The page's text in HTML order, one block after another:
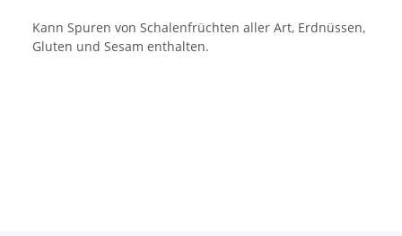
Kann Spuren von Schalenfrüchten aller Art, Erdnüssen,
Gluten und Sesam enthalten.